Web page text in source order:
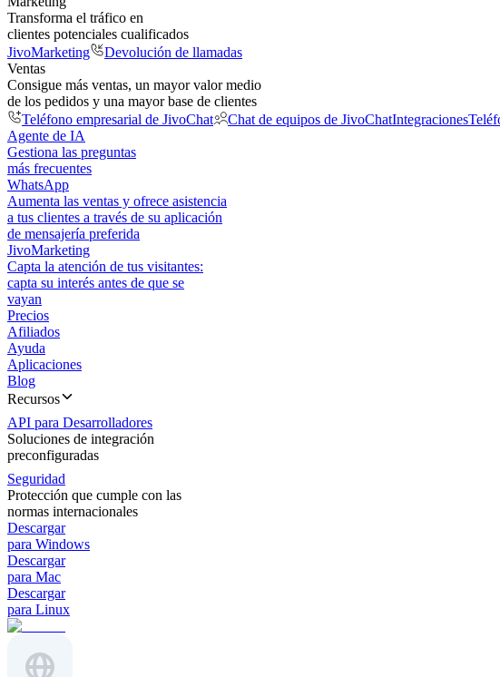
Transforma el tráfico en
clientes potenciales cualificados
JivoMarketing
Devolución de llamadas
Ventas
Consigue más ventas, un mayor valor medio
de los pedidos y una mayor base de clientes
Teléfono empresarial de JivoChat
Chat de equipos de JivoChatIntegraciones
Agente de IA
Gestiona las preguntas
más frecuentes
WhatsApp
Aumenta las ventas y ofrece asistencia
a tus clientes a través de su aplicación
de mensajería preferida
JivoMarketing
Capta la atención de tus visitantes:
capta su interés antes de que se
vayan
Precios
Afiliados
Ayuda
Aplicaciones
Blog
Recursos
API para Desarrolladores
Soluciones de integración
preconfiguradas
Seguridad
Protección que cumple con las
normas internacionales
Descargar
para Windows
Descargar
para Mac
Descargar
para Linux